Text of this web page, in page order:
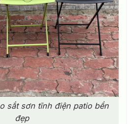
sắt sơn tĩnh điện patio bền
đẹp